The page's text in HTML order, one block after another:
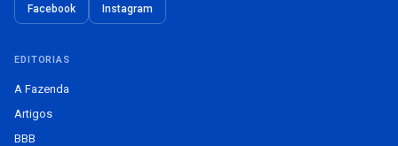
Facebook Instagram
EDITORIAS
A Fazenda
Artigos
BBB